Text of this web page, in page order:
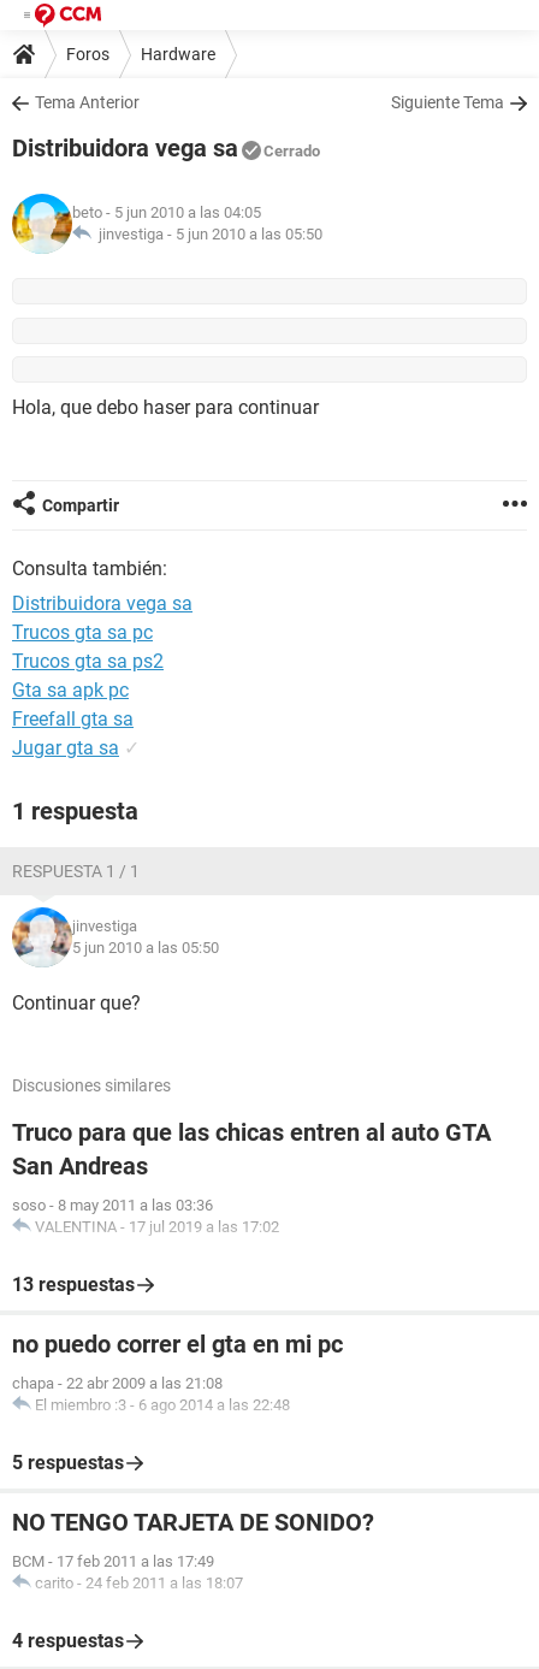
Foros Hardware
Tema Anterior Siguiente Tema
Distribuidora vega sa Cerrado
beto - 5 jun 2010 a las 04:05
jinvestiga - 5 jun 2010 a las 05:50
Hola, que debo haser para continuar
Compartir
Consulta también:
Distribuidora vega sa
Trucos gta sa pc
Trucos gta sa ps2
Gta sa apk pc
Freefall gta sa
Jugar gta sa ✓
1 respuesta
RESPUESTA 1 / 1
jinvestiga
5 jun 2010 a las 05:50
Continuar que?
Discusiones similares
Truco para que las chicas entren al auto GTA
San Andreas
soso - 8 may 2011 a las 03:36
VALENTINA - 17 jul 2019 a las 17:02
13 respuestas
no puedo correr el gta en mi pc
chapa - 22 abr 2009 a las 21:08
El miembro :3 - 6 ago 2014 a las 22:48
5 respuestas
NO TENGO TARJETA DE SONIDO?
BCM - 17 feb 2011 a las 17:49
carito - 24 feb 2011 a las 18:07
4 respuestas